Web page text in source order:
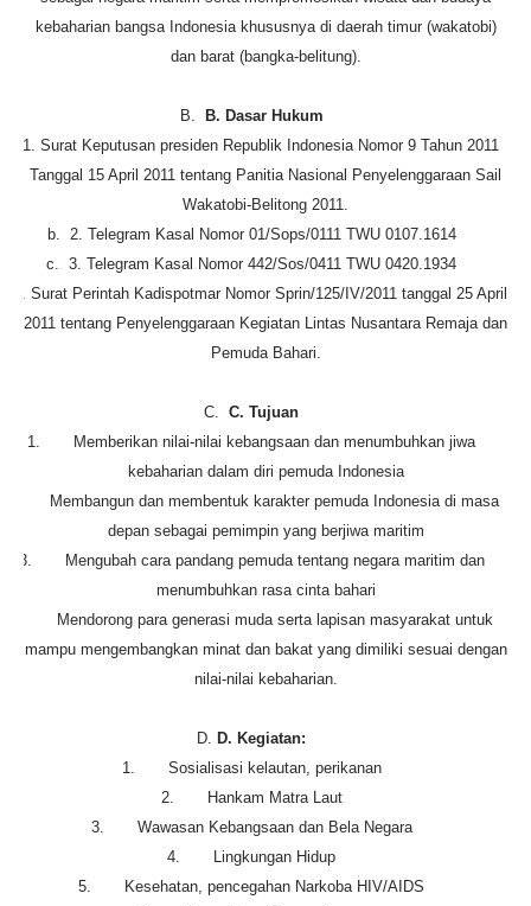
kebaharian bangsa Indonesia khususnya di daerah timur (wakatobi)
dan barat (bangka-belitung).
B. B. Dasar Hukum
1. Surat Keputusan presiden Republik Indonesia Nomor 9 Tahun 2011
Tanggal 15 April 2011 tentang Panitia Nasional Penyelenggaraan Sail
Wakatobi-Belitong 2011.
b. 2. Telegram Kasal Nomor 01/Sops/0111 TWU 0107.1614
c. 3. Telegram Kasal Nomor 442/Sos/0411 TWU 0420.1934
4. Surat Perintah Kadispotmar Nomor Sprin/125/IV/2011 tanggal 25 April
2011 tentang Penyelenggaraan Kegiatan Lintas Nusantara Remaja dan
Pemuda Bahari.
C. C. Tujuan
1.
Memberikan nilai-nilai kebangsaan dan menumbuhkan jiwa
kebaharian dalam diri pemuda Indonesia
Membangun dan membentuk karakter pemuda Indonesia di masa
depan sebagai pemimpin yang berjiwa maritim
3.
Mengubah cara pandang pemuda tentang negara maritim dan
menumbuhkan rasa cinta bahari
Mendorong para generasi muda serta lapisan masyarakat untuk
mampu mengembangkan minat dan bakat yang dimiliki sesuai dengan
nilai-nilai kebaharian.
D. D. Kegiatan:
1.
Sosialisasi kelautan, perikanan
2.
Hankam Matra Laut
3.
Wawasan Kebangsaan dan Bela Negara
4.
Lingkungan Hidup
5.
Kesehatan, pencegahan Narkoba HIV/AIDS